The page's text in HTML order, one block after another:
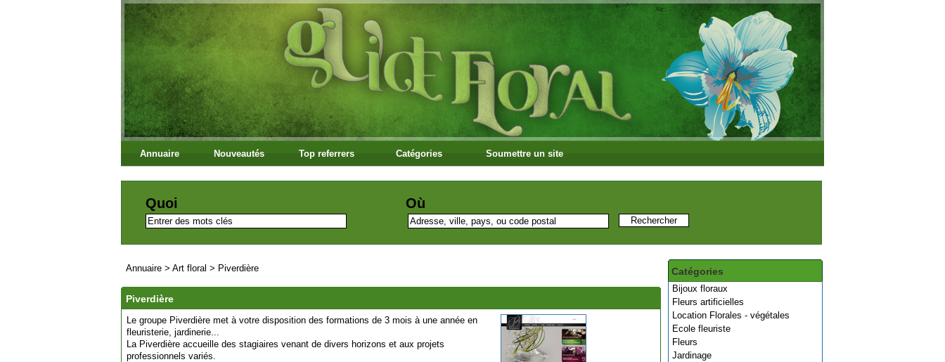
Annuaire Nouveautés Top referrers Catégories Soumettre un site
Quoi Où
Catégories
Bijoux floraux
Fleurs artificielles
Location Florales - végétales
Ecole fleuriste
Fleurs
Jardinage
Annuaire > Art floral > Piverdière
Piverdière
Le groupe Piverdière met à votre disposition des formations de 3 mois à une année en
fleuristerie, jardinerie...
La Piverdière accueille des stagiaires venant de divers horizons et aux projets
professionnels variés.